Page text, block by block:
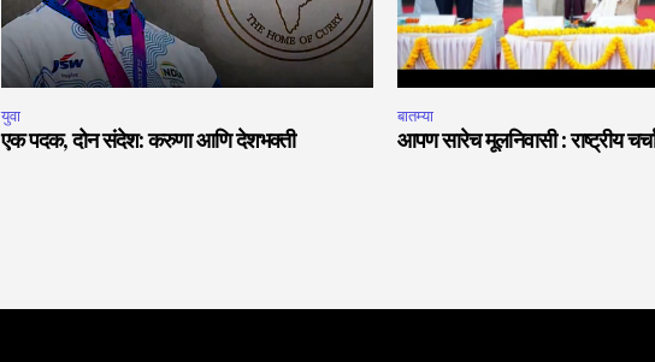
युवा
एक पदक, दोन संदेश: करुणा आणि देशभक्ती
बातम्या
आपण सारेच मूलनिवासी : राष्ट्रीय